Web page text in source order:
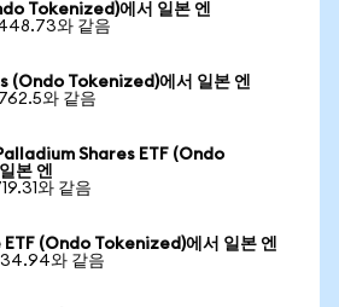
Tokenized)에서 일본 엔
와 같음
(Ondo Tokenized)에서 일본 엔
와 같음
Shares ETF (Ondo
본 엔
와 같음
(Ondo Tokenized)에서 일본 엔
와 같음